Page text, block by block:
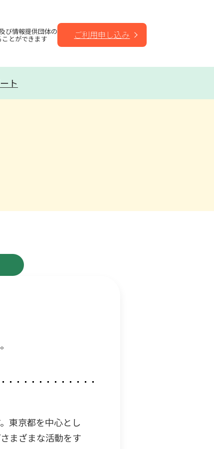
び情報提供団体の
とができます ご利用申し込み
ト
東京都を中心とし
まざまな活動をす